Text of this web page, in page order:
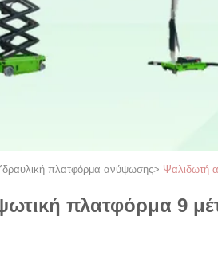
πλατφόρμα ανύψωσης> Ψαλιδωτή
πλατφόρμα 9